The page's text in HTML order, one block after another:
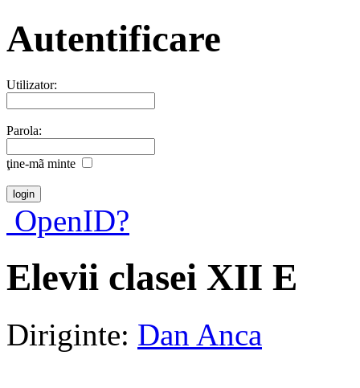
Autentificare
Utilizator:
Parola:
ţine-mã minte
OpenID?
Elevii clasei XII E
Diriginte: Dan Anca